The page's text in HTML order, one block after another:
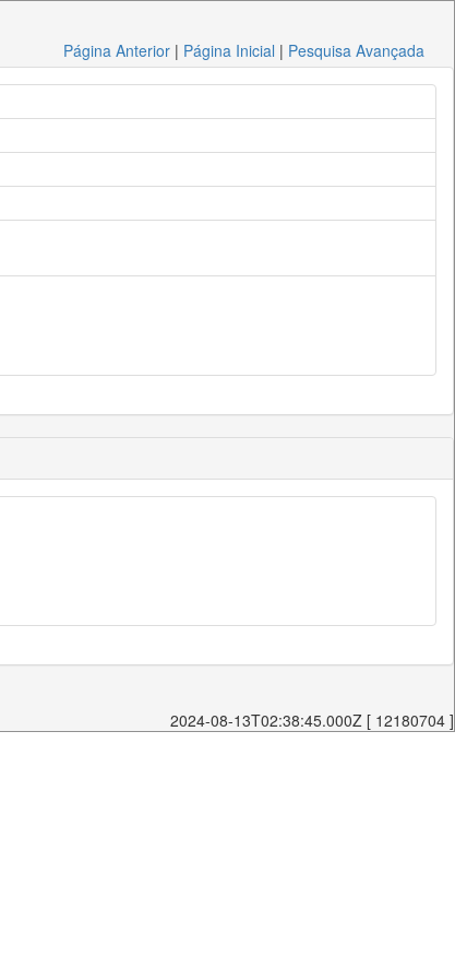
Página Anterior | Página Inicial | Pesquisa Avançada
2024-08-13T02:38:45.000Z [ 12180704 ]